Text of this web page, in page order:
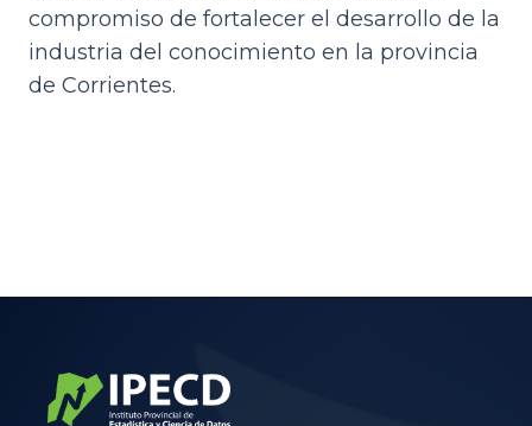
compromiso de fortalecer el desarrollo de la
industria del conocimiento en la provincia
de Corrientes.